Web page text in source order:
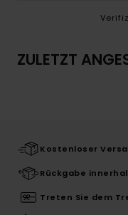
ZULETZT
Kostenloser
Rückgabe
Treten Sie dem